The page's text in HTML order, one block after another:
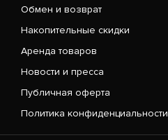
Обмен и возврат
Накопительные скидки
Аренда товаров
Новости и пресса
Публичная оферта
Политика конфиденциальности